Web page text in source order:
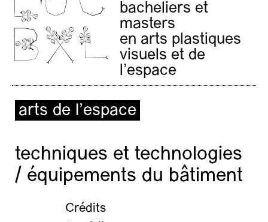
bacheliers et
masters
en arts plastiques
visuels et de
l'espace
arts de l’espace
techniques et technologies
/ équipements du bâtiment
Crédits